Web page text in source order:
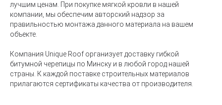
лучшим ценам. При покупке мягкой кровли в нашей
компании, мы обеспечим авторский надзор за
правильностью монтажа данного материала на вашем
объекте.
Компания Unique Roof организует доставку гибкой
битумной черепицы по Минску и в любой город нашей
страны. К каждой поставке строительных материалов
прилагаются сертификаты качества от производителя.